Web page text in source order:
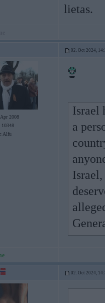
lietas.
02. Oct 2024,
2008
10348
Alfu
Israel
a
02. Oct 2024,